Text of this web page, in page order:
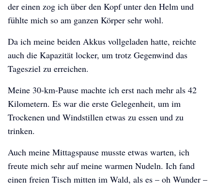
der einen zog ich über den Kopf unter den Helm und
fühlte mich so am ganzen Körper sehr wohl.
Da ich meine beiden Akkus vollgeladen hatte, reichte
auch die Kapazität locker, um trotz Gegenwind das
Tagesziel zu erreichen.
Meine 30-km-Pause machte ich erst nach mehr als 42
Kilometern. Es war die erste Gelegenheit, um im
Trockenen und Windstillen etwas zu essen und zu
trinken.
Auch meine Mittagspause musste etwas warten, ich
freute mich sehr auf meine warmen Nudeln. Ich fand
einen freien Tisch mitten im Wald, als es – oh Wunder –